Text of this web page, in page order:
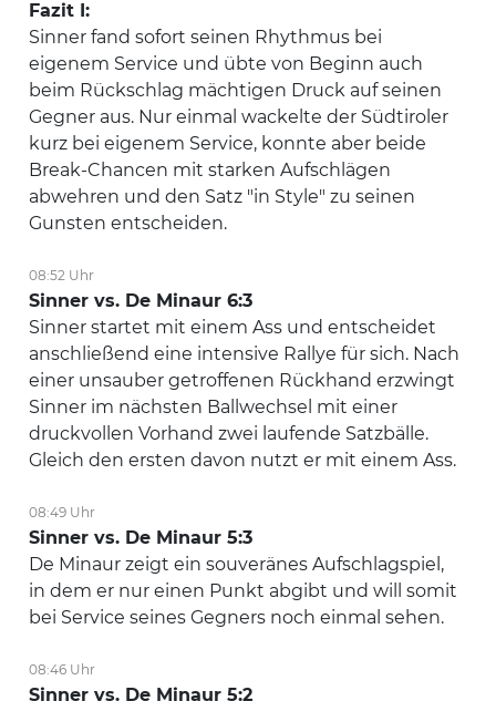
Fazit I:
Sinner fand sofort seinen Rhythmus bei
eigenem Service und übte von Beginn auch
beim Rückschlag mächtigen Druck auf seinen
Gegner aus. Nur einmal wackelte der Südtiroler
kurz bei eigenem Service, konnte aber beide
Break-Chancen mit starken Aufschlägen
abwehren und den Satz "in Style" zu seinen
Gunsten entscheiden.
08:52 Uhr
Sinner vs. De Minaur 6:3
Sinner startet mit einem Ass und entscheidet
anschließend eine intensive Rallye für sich. Nach
einer unsauber getroffenen Rückhand erzwingt
Sinner im nächsten Ballwechsel mit einer
druckvollen Vorhand zwei laufende Satzbälle.
Gleich den ersten davon nutzt er mit einem Ass.
08:49 Uhr
Sinner vs. De Minaur 5:3
De Minaur zeigt ein souveränes Aufschlagspiel,
in dem er nur einen Punkt abgibt und will somit
bei Service seines Gegners noch einmal sehen.
08:46 Uhr
Sinner vs. De Minaur 5:2